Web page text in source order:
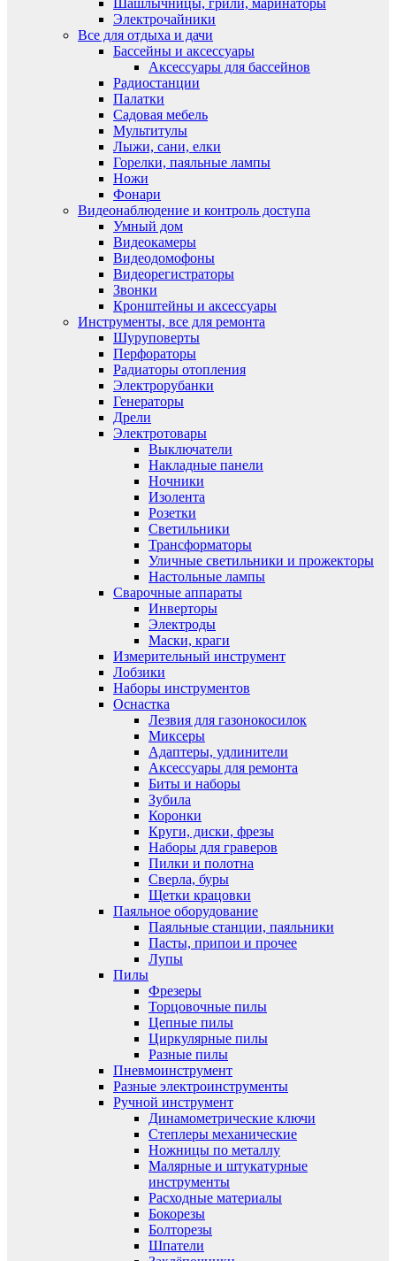
Шашлычницы, грили, маринаторы
Электрочайники
Все для отдыха и дачи
Бассейны и аксессуары
Аксессуары для бассейнов
Радиостанции
Палатки
Садовая мебель
Мультитулы
Лыжи, сани, елки
Горелки, паяльные лампы
Ножи
Фонари
Видеонаблюдение и контроль доступа
Умный дом
Видеокамеры
Видеодомофоны
Видеорегистраторы
Звонки
Кронштейны и аксессуары
Инструменты, все для ремонта
Шуруповерты
Перфораторы
Радиаторы отопления
Электрорубанки
Генераторы
Дрели
Электротовары
Выключатели
Накладные панели
Ночники
Изолента
Розетки
Светильники
Трансформаторы
Уличные светильники и прожекторы
Настольные лампы
Сварочные аппараты
Инверторы
Электроды
Маски, краги
Измерительный инструмент
Лобзики
Наборы инструментов
Оснастка
Лезвия для газонокосилок
Миксеры
Адаптеры, удлинители
Аксессуары для ремонта
Биты и наборы
Зубила
Коронки
Круги, диски, фрезы
Наборы для граверов
Пилки и полотна
Сверла, буры
Щетки крацовки
Паяльное оборудование
Паяльные станции, паяльники
Пасты, припои и прочее
Лупы
Пилы
Фрезеры
Торцовочные пилы
Цепные пилы
Циркулярные пилы
Разные пилы
Пневмоинструмент
Разные электроинструменты
Ручной инструмент
Динамометрические ключи
Степлеры механические
Ножницы по металлу
Малярные и штукатурные
инструменты
Расходные материалы
Бокорезы
Болторезы
Шпатели